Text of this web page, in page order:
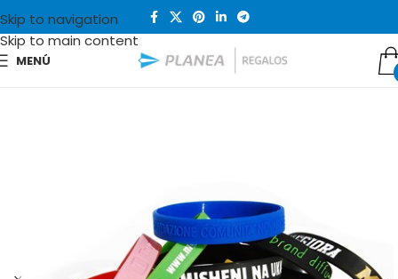
Skip to navigation
Skip to main content
MENÚ